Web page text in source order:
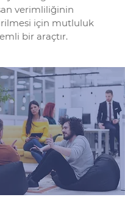
verimliliğinin
için mutluluk
bir araçtır.